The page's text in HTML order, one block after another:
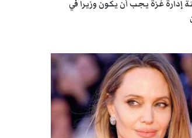
إدارة غزة يجب أن يكون وزيرا في